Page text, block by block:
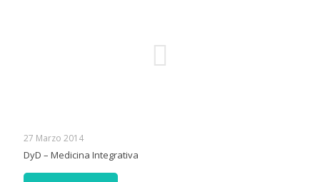
27 Marzo 2014
DyD – Medicina Integrativa